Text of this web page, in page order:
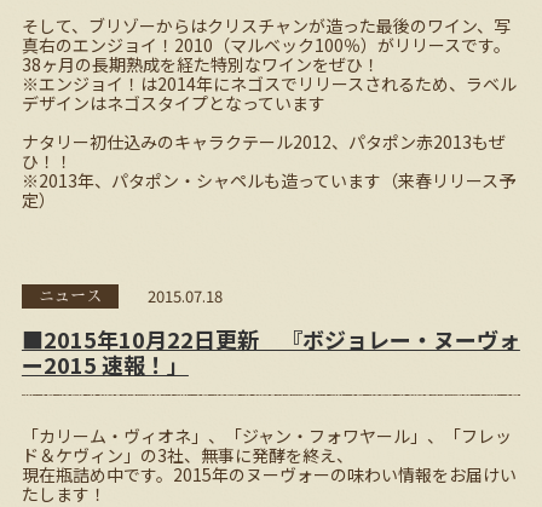
そして、ブリゾーからはクリスチャンが造った最後のワイン、写
真右のエンジョイ！2010（マルベック100％）がリリースです。
38ヶ月の長期熟成を経た特別なワインをぜひ！
※エンジョイ！は2014年にネゴスでリリースされるため、ラベル
デザインはネゴスタイプとなっています
ナタリー初仕込みのキャラクテール2012、パタポン赤2013もぜ
ひ！！
※2013年、パタポン・シャペルも造っています（来春リリース予
定）
ニュース 2015.07.18
■2015年10月22日更新 『ボジョレー・ヌーヴォ
ー2015 速報！」
「カリーム・ヴィオネ」、「ジャン・フォワヤール」、「フレッ
ド＆ケヴィン」の3社、無事に発酵を終え、
現在瓶詰め中です。2015年のヌーヴォーの味わい情報をお届けい
たします！